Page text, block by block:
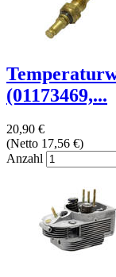
(01173469,...
20,90 €
(Netto 17,56 €)
Anzahl